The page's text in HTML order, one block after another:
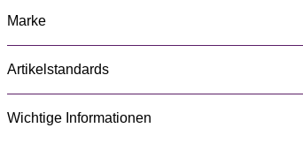
Marke
Artikelstandards
Wichtige Informationen